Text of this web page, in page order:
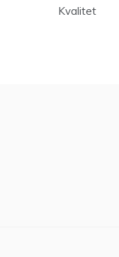
Kvalitet